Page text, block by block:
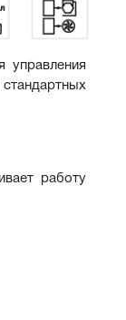
управления
работу